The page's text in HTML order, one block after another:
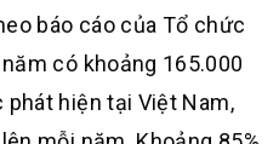
báo cáo của Tổ chức
có khoảng 165.000
hiện tại Việt Nam,